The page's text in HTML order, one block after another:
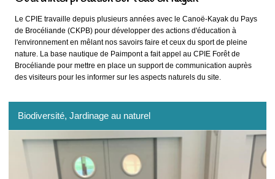
Le CPIE travaille depuis plusieurs années avec le Canoë-Kayak du Pays
de Brocéliande (CKPB) pour développer des actions d'éducation à
l'environnement en mêlant nos savoirs faire et ceux du sport de pleine
nature. La base nautique de Paimpont a fait appel au CPIE Forêt de
Brocéliande pour mettre en place un support de communication auprès
des visiteurs pour les informer sur les aspects naturels du site.
Biodiversité, Jardinage au naturel